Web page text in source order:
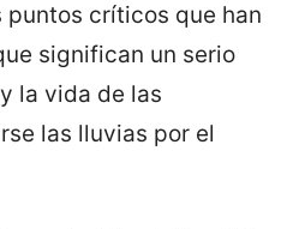
críticos que han
significan un serio
la vida de las
las lluvias por el